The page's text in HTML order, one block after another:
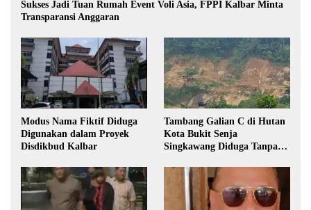
Sukses Jadi Tuan Rumah Event Voli Asia, FPPI Kalbar Minta
Transparansi Anggaran
Modus Nama Fiktif Diduga
Digunakan dalam Proyek
Disdikbud Kalbar
Tambang Galian C di Hutan
Kota Bukit Senja
Singkawang Diduga Tanpa